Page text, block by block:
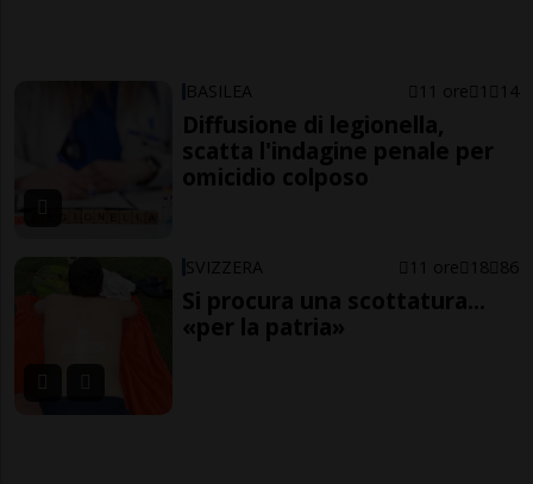
BASILEA 11 ore 1 14
Diffusione di legionella,
scatta l'indagine penale per
omicidio colposo
SVIZZERA 11 ore 18 86
Si procura una scottatura...
«per la patria»